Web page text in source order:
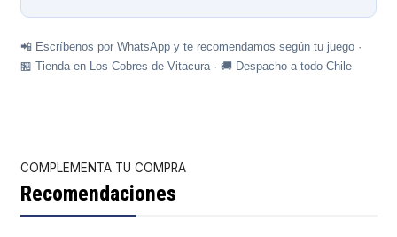
📲 Escríbenos por WhatsApp y te recomendamos según tu juego ·
🏪 Tienda en Los Cobres de Vitacura · 🚚 Despacho a todo Chile
COMPLEMENTA TU COMPRA
Recomendaciones